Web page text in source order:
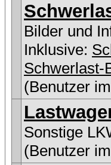
Bilder und
Inklusive:
Schwerlast-
(Benutzer
Sonstige
(Benutzer